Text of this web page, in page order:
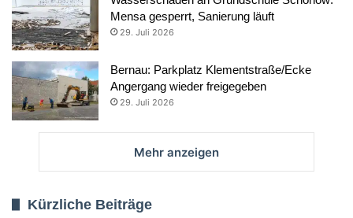
Mensa gesperrt, Sanierung läuft
29. Juli 2026
Bernau: Parkplatz Klementstraße/Ecke
Angergang wieder freigegeben
29. Juli 2026
Mehr anzeigen
Kürzliche Beiträge